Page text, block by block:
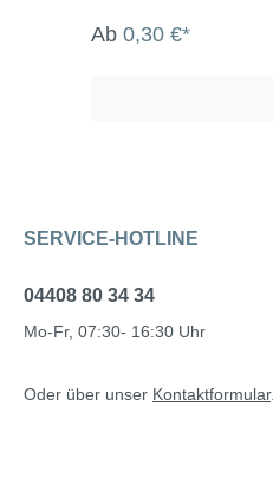
Ab 0,30 €*
SERVICE-HOTLINE
04408 80 34 34
Mo-Fr, 07:30- 16:30 Uhr
Oder über unser Kontaktformular.